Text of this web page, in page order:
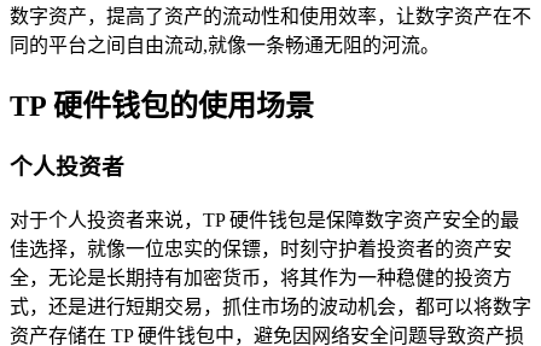
数字资产，提高了资产的流动性和使用效率，让数字资产在不
同的平台之间自由流动,就像一条畅通无阻的河流。
TP 硬件钱包的使用场景
个人投资者
对于个人投资者来说，TP 硬件钱包是保障数字资产安全的最
佳选择，就像一位忠实的保镖，时刻守护着投资者的资产安
全，无论是长期持有加密货币，将其作为一种稳健的投资方
式，还是进行短期交易，抓住市场的波动机会，都可以将数字
资产存储在 TP 硬件钱包中，避免因网络安全问题导致资产损